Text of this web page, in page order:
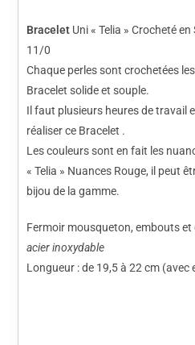
Bracelet Uni « Telia » Crocheté
11/0
Chaque perles sont crochetées
Bracelet solide et souple.
Il faut plusieurs heures de travail
réaliser ce Bracelet .
Les couleurs sont en fait les
« Telia » Nuances Rouge, il peut
bijou de la gamme.
Fermoir mousqueton, embouts et
acier inoxydable
Longueur : de 19,5 à 22 cm (avec